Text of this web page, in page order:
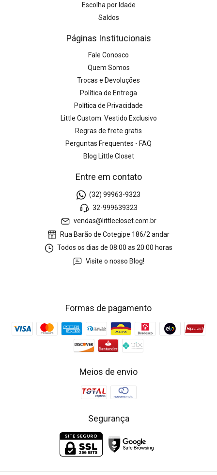
Escolha por Idade
Saldos
Páginas Institucionais
Fale Conosco
Quem Somos
Trocas e Devoluções
Política de Entrega
Política de Privacidade
Little Custom: Vestido Exclusivo
Regras de frete gratis
Perguntas Frequentes - FAQ
Blog Little Closet
Entre em contato
(32) 99963-9323
32-999639323
vendas@littlecloset.com.br
Rua Barão de Cotegipe 186/2 andar
Todos os dias de 08:00 as 20:00 horas
Visite o nosso Blog!
Formas de pagamento
Meios de envio
Segurança